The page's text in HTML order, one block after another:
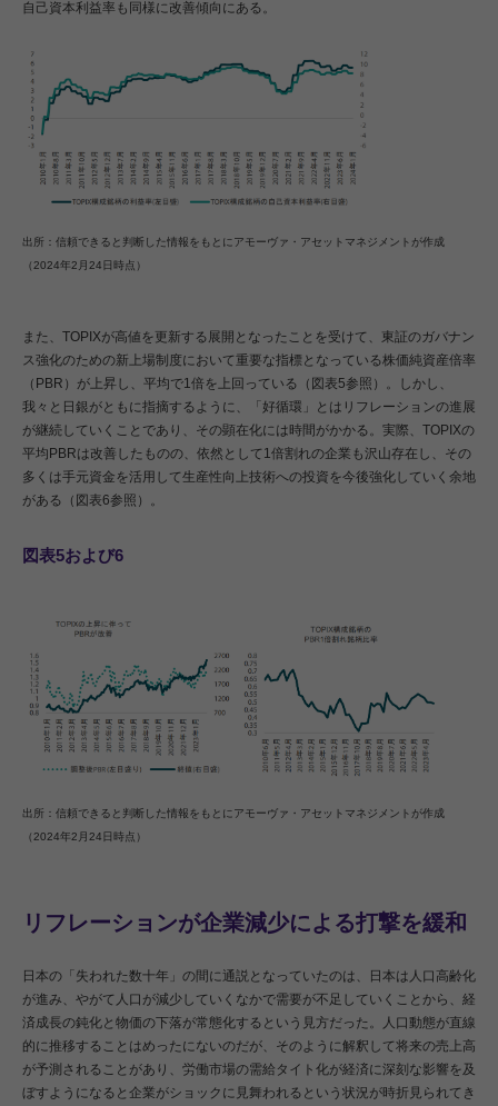
自己資本利益率も同様に改善傾向にある。
出所：信頼できると判断した情報をもとにアモーヴァ・アセットマネジメントが作成
（2024年2月24日時点）
また、TOPIXが高値を更新する展開となったことを受けて、東証のガバナン
ス強化のための新上場制度において重要な指標となっている株価純資産倍率
（PBR）が上昇し、平均で1倍を上回っている（図表5参照）。しかし、
我々と日銀がともに指摘するように、「好循環」とはリフレーションの進展
が継続していくことであり、その顕在化には時間がかかる。実際、TOPIXの
平均PBRは改善したものの、依然として1倍割れの企業も沢山存在し、その
多くは手元資金を活用して生産性向上技術への投資を今後強化していく余地
がある（図表6参照）。
図表5および6
出所：信頼できると判断した情報をもとにアモーヴァ・アセットマネジメントが作成
（2024年2月24日時点）
リフレーションが企業減少による打撃を緩和
日本の「失われた数十年」の間に通説となっていたのは、日本は人口高齢化
が進み、やがて人口が減少していくなかで需要が不足していくことから、経
済成長の鈍化と物価の下落が常態化するという見方だった。人口動態が直線
的に推移することはめったにないのだが、そのように解釈して将来の売上高
が予測されることがあり、労働市場の需給タイト化が経済に深刻な影響を及
ぼすようになると企業がショックに見舞われるという状況が時折見られてき